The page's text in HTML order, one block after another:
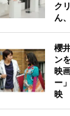
ク
ん
櫻
ン
映
ー
映